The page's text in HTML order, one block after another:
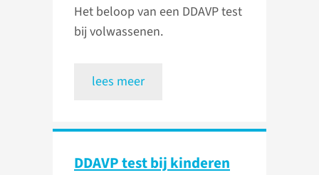
Het beloop van een DDAVP test
bij volwassenen.
lees meer
DDAVP test bij kinderen